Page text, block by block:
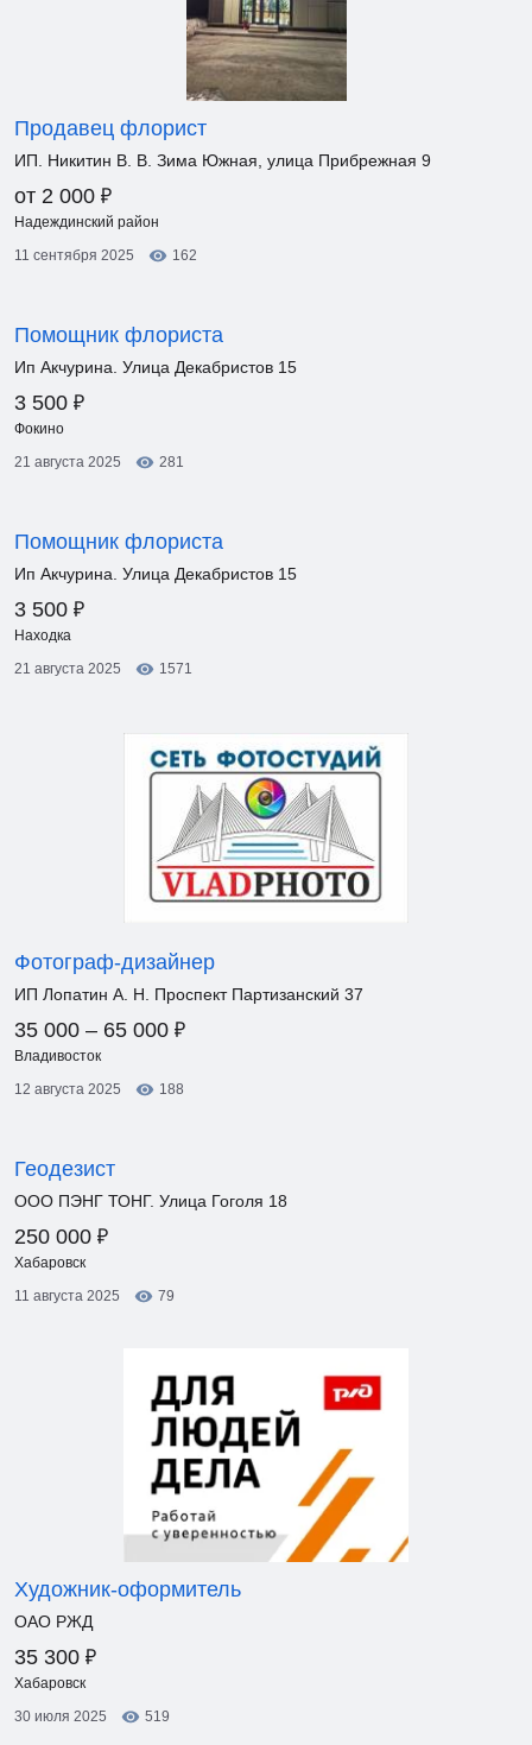
Продавец флорист
ИП. Никитин В. В. Зима Южная, улица Прибрежная 9
от 2 000 ₽
Надеждинский район
11 сентября 2025
162
Помощник флориста
Ип Акчурина. Улица Декабристов 15
3 500 ₽
Фокино
21 августа 2025
281
Помощник флориста
Ип Акчурина. Улица Декабристов 15
3 500 ₽
Находка
21 августа 2025
1571
Фотограф-дизайнер
ИП Лопатин А. Н. Проспект Партизанский 37
35 000 – 65 000 ₽
Владивосток
12 августа 2025
188
Геодезист
ООО ПЭНГ ТОНГ. Улица Гоголя 18
250 000 ₽
Хабаровск
11 августа 2025
79
Художник-оформитель
ОАО РЖД
35 300 ₽
Хабаровск
30 июля 2025
519